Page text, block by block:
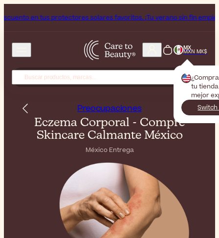
solares favoritos. ¡Tu verano sin fin empieza ahora!
MX
MXN MX$
tu
mejor
Preocupaciones
Eczema Corporal - Compre
Skincare Calmante México
México Entrega